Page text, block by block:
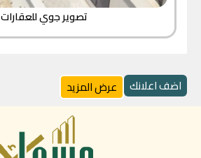
تصوير جوي للعقارات
اضف اعلانك عرض المزيد